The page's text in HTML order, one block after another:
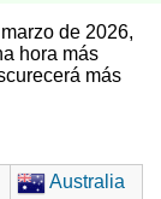
de 2026,
hora más
más
Australia